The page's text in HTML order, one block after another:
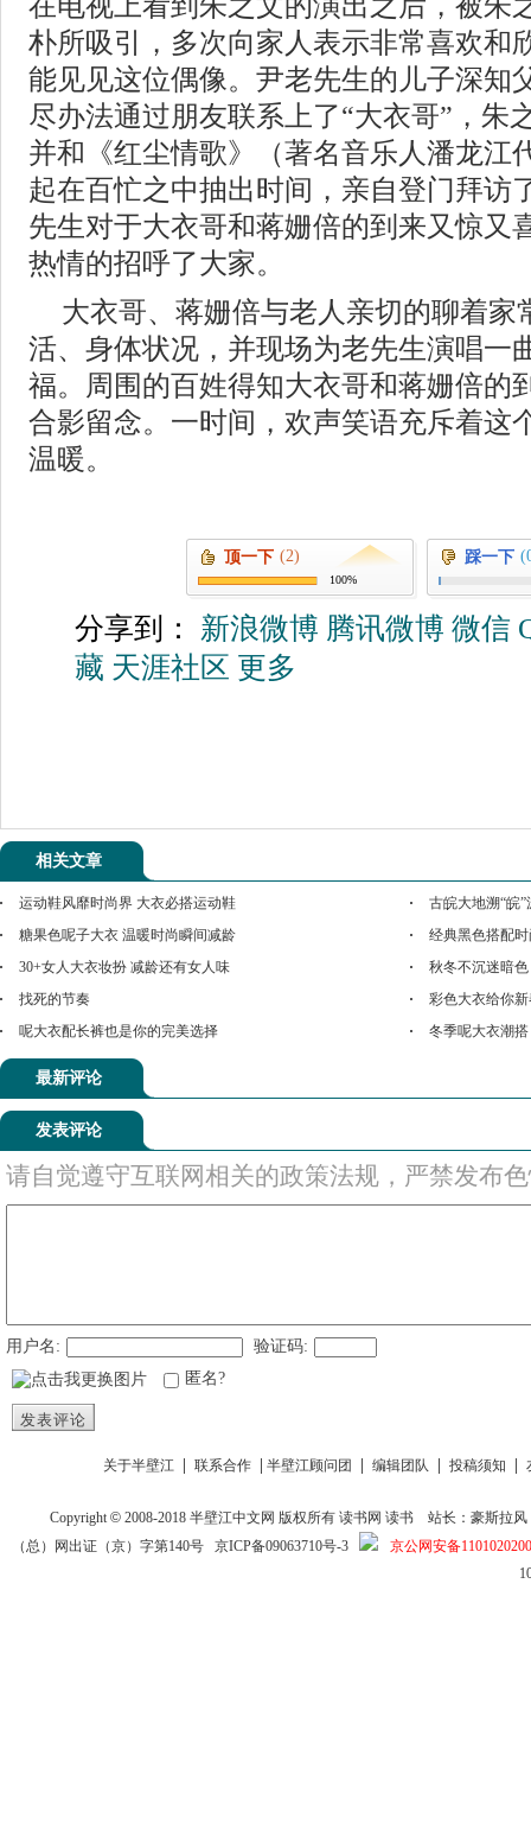
朴所吸引，多次向家人表示非常喜欢和
能见见这位偶像。尹老先生的儿子深知
尽办法通过朋友联系上了“大衣哥”，朱
并和《红尘情歌》（著名音乐人潘龙江
起在百忙之中抽出时间，亲自登门拜访
先生对于大衣哥和蒋姗倍的到来又惊又
热情的招呼了大家。
大衣哥、蒋姗倍与老人亲切的聊着家
活、身体状况，并现场为老先生演唱一
福。周围的百姓得知大衣哥和蒋姗倍的
合影留念。一时间，欢声笑语充斥着这
温暖。
顶一下 (2)
100%
踩一下
分享到： 新浪微博 腾讯微博 微信
藏 天涯社区 更多
相关文章
运动鞋风靡时尚界 大衣必搭运动鞋
古皖大地溯“皖”
糖果色呢子大衣 温暖时尚瞬间减龄
经典黑色搭配
30+女人大衣妆扮 减龄还有女人味
秋冬不沉迷暗
找死的节奏
彩色大衣给你
呢大衣配长裤也是你的完美选择
冬季呢大衣潮
最新评论
发表评论
请自觉遵守互联网相关的政策法规，严禁发布
用户名:
验证码:
匿名?
发表评论
关于半壁江 联系合作 半壁江顾问团 编辑团队 投稿须知
Copyright © 2008-2018半壁江中文网 版权所有读书网 读书
站长：豪斯拉风
（总）网出证（京）字第140号 京ICP备09063710号-3
京公网安备